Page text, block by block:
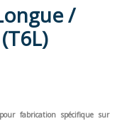
/
fabrication spécifique sur